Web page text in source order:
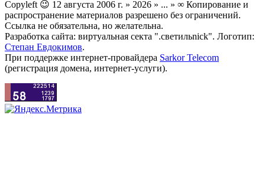
Copyleft 😉 12 августа 2006 г. » 2026 » ... » ∞ Копирование и
распространение материалов разрешено без ограничений.
Ссылка не обязательна, но желательна.
Разработка сайта: виртуальная секта ".светильnick". Логотип:
Степан Евдокимов.
При поддержке интернет-провайдера Sarkor Telecom
(регистрация домена, интернет-услуги).